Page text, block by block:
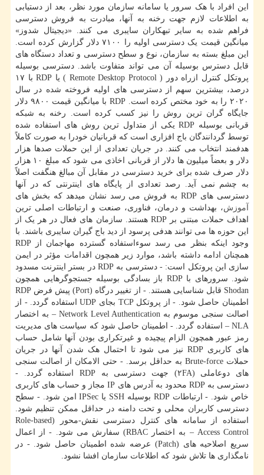
این افراد با هک سرور یا سامانه سازمان مورد نظر، بعد از دستیابی
به اطلاعات لازم جهت رخنه به آنها، مبادرت به فروش دسترسی
فراهم شده به سایر تبهکاران سایبری می کنند. «دیجیتال شدوز»
میانگین قیمت یک دسترسی اولیه را ۷۱۰۰ دلار گزارش کرده است.
این مبلغ بسته به سازمان، نوع و سطح دسترسی و تعداد دستگاه های
قابل دسترس بوسیله آن می تواند متفاوت باشد. دسترسی بوسیله
پروتکل کنترل ازراه دور ( Remote Desktop Protocol ) یا RDP با ۱۷
درصد، بیشترین سهم از دسترسی های اولیه فروخته شده در سال
۲۰۲۰ را به خود مختص کرده است. RDP با میانگین قیمت ۹۸۰۰ دلار
جایگاه گران ترین روش را نیز کسب کرده است. رخنه به شبکه
قربانی بوسیله RDP یکی از متداول ترین روش های استفاده شده
توسط گردانندگان باج افزاری است که قربانیان خودرا به صورت کاملاً
هدفمند انتخاب می کنند. در جریان تعدادی از این حملات صدها هزار
دلار و بعضاً میلیون ها دلار از قربانی اخاذی می شود که مبلغ ۱۰ هزار
دلار صرف شده برای خرید دسترسی در مقابل آن مبالغ هنگفت اصلاً
به چشم نمی آید. رصد تعدادی از پایگاه های اینترنتی که در آنها
دسترسی های RDP به فروش می رسد نشان میدهد که بخش های
آموزش، بهداشت و درمان، فناوری، صنعت و ارتباطات اصلی ترین
اهداف حملات مبتنی بر RDP هستند. سازمان های فعال در هر یک از
این حوزه ها می توانند هدفی پرسود از دید باج گیران سایبری باشند. با
وجود اینکه بنظر می رسد سوءاستفاده گسترده مهاجمان از RDP
همچنان ادامه داشته باشد، موارد زیر همچون اقدامات مؤثر در ایمن
سازی این پروتکل است: - دسترسی به RDP در بستر اینترنت مسدود
شود. سرورهای با RDP باز بسادگی بوسیله جستجوگرهایی همچون
Shodan قابل شناسایی هستند. - از تغییر درگاه (Port) پیش فرض RDP
اطمینان حاصل شود. - از پروتکل TCP بجای UDP استفاده گردد. - از
اصالت سنجی موسوم به Network Level Authentication – به اختصار
NLA – استفاده گردد. - اطمینان حاصل شود که سیاست های مدیریت
رمز عبور همچون الزام پیچیده و غیرتکراری بودن آنها شامل حساب
های کاربری RDP نیز می شود تا احتمال هک شدن آنها در جریان
حملات Brute-force به حداقل برسد. - حتی الامکان از اصالت سنجی
های دوعاملی (۲FA) جهت دسترسی به RDP استفاده گردد. -
دسترسی به RDP محدود به آدرس های IP مجاز و حساب های کاربری
خاص شود. - ارتباطات RDP بوسیله SSH یا IPSec امن شود. - سطح
دسترسی کاربران محلی و تحت دامنه در حداقل ممکن تنظیم شود.
استفاده از سامانه های کنترل دسترسی نقش-محور (Role-based
Access Control – به اختصار RBAC) سفارش می شود. - از اعمال
سریع اصلاحیه های (Patch) عرضه شده اطمینان حاصل شود. - در
نامگذاری ها تلاش شود که اطلاعات سازمان افشا نشود.